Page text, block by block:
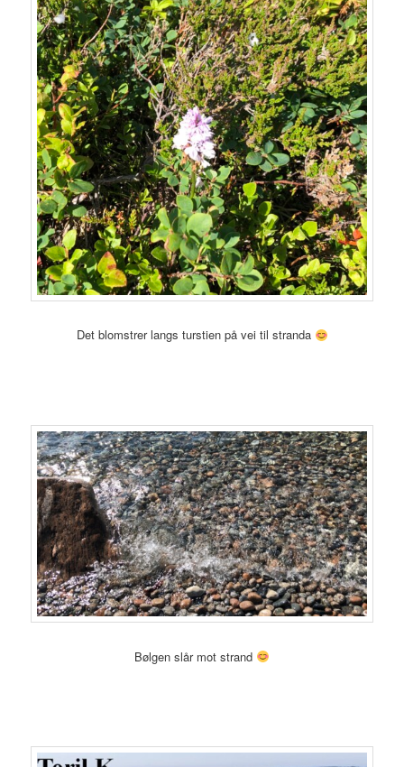
Det blomstrer langs turstien på vei til stranda
Bølgen slår mot strand